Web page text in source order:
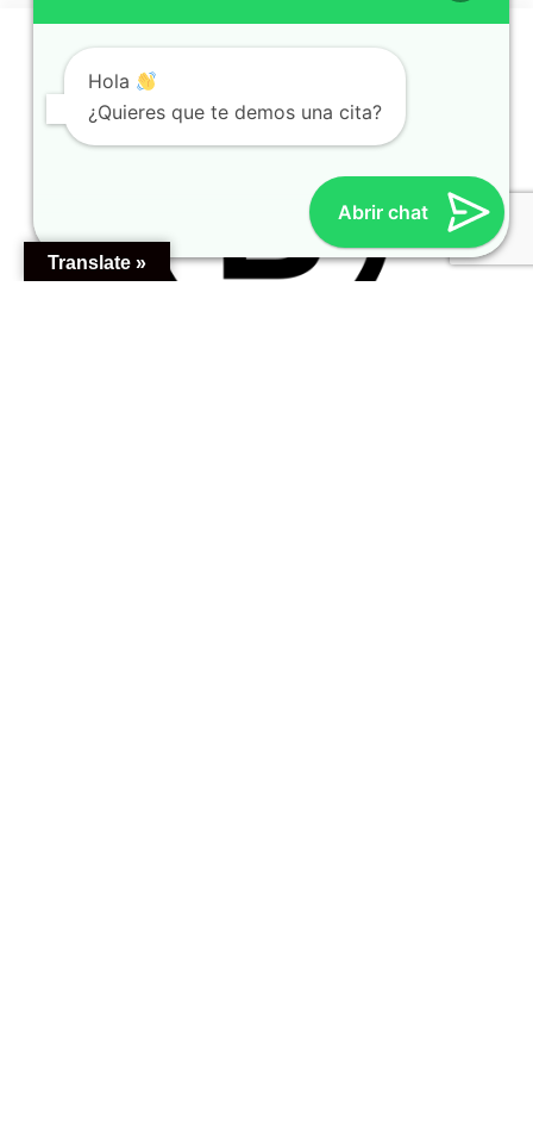
Translate »
Hola
¿Quieres que te demos una cita?
Abrir chat